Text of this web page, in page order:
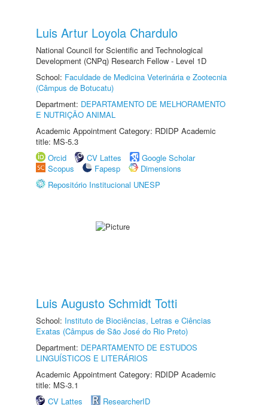
Luis Artur Loyola Chardulo
National Council for Scientific and Technological
Development (CNPq) Research Fellow - Level 1D
School: Faculdade de Medicina Veterinária e Zootecnia
(Câmpus de Botucatu)
Department: DEPARTAMENTO DE MELHORAMENTO
E NUTRIÇÃO ANIMAL
Academic Appointment Category: RDIDP Academic
title: MS-5.3
Orcid
CV Lattes
Google Scholar
Scopus
Fapesp
Dimensions
Repositório Institucional UNESP
Luis Augusto Schmidt Totti
School: Instituto de Biociências, Letras e Ciências
Exatas (Câmpus de São José do Rio Preto)
Department: DEPARTAMENTO DE ESTUDOS
LINGUÍSTICOS E LITERÁRIOS
Academic Appointment Category: RDIDP Academic
title: MS-3.1
CV Lattes
ResearcherID